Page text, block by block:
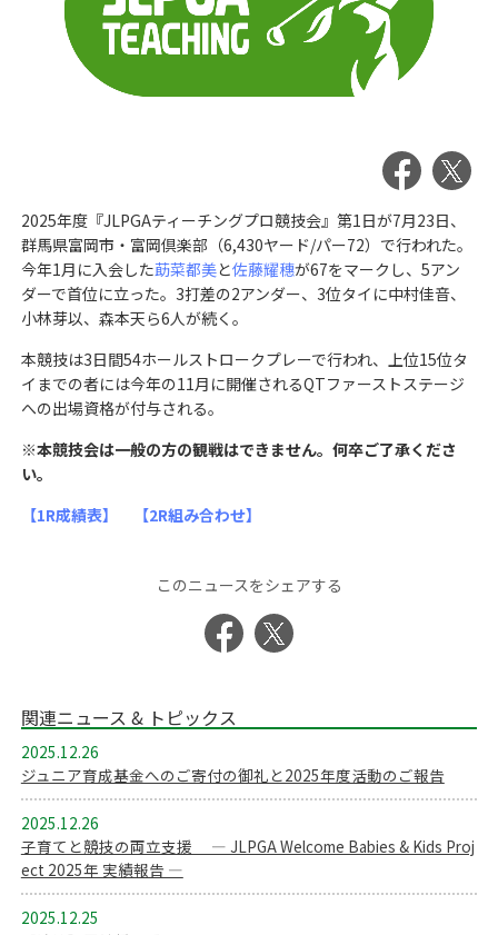
2025年度『JLPGAティーチングプロ競技会』第1日が7月23日、
群馬県富岡市・富岡倶楽部（6,430ヤード/パー72）で行われた。
今年1月に入会した莇菜都美と佐藤耀穗が67をマークし、5アン
ダーで首位に立った。3打差の2アンダー、3位タイに中村佳音、
小林芽以、森本天ら6人が続く。
本競技は3日間54ホールストロークプレーで行われ、上位15位タ
イまでの者には今年の11月に開催されるQTファーストステージ
への出場資格が付与される。
※本競技会は一般の方の観戦はできません。何卒ご了承くださ
い。
【1R成績表】
【2R組み合わせ】
このニュースをシェアする
関連ニュース & トピックス
2025.12.26
ジュニア育成基金へのご寄付の御礼と2025年度活動のご報告
2025.12.26
子育てと競技の両立支援 ― JLPGA Welcome Babies & Kids Proj
ect 2025年 実績報告 ―
2025.12.25